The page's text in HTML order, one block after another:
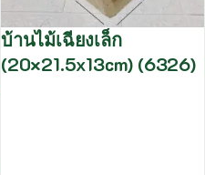
บ้านไม้เฉียงเล็ก
(20×21.5x13cm) (6326)